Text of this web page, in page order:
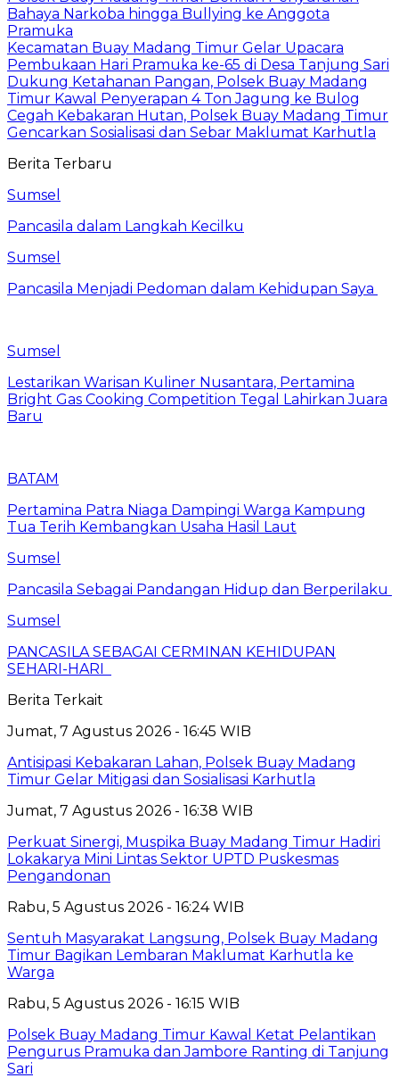
Bahaya Narkoba hingga Bullying ke Anggota
Pramuka
Kecamatan Buay Madang Timur Gelar Upacara
Pembukaan Hari Pramuka ke-65 di Desa Tanjung Sari
Dukung Ketahanan Pangan, Polsek Buay Madang
Timur Kawal Penyerapan 4 Ton Jagung ke Bulog
Cegah Kebakaran Hutan, Polsek Buay Madang Timur
Gencarkan Sosialisasi dan Sebar Maklumat Karhutla
Berita Terbaru
Sumsel
Pancasila dalam Langkah Kecilku
Sumsel
Pancasila Menjadi Pedoman dalam Kehidupan Saya
Sumsel
Lestarikan Warisan Kuliner Nusantara, Pertamina
Bright Gas Cooking Competition Tegal Lahirkan Juara
Baru
BATAM
Pertamina Patra Niaga Dampingi Warga Kampung
Tua Terih Kembangkan Usaha Hasil Laut
Sumsel
Pancasila Sebagai Pandangan Hidup dan Berperilaku
Sumsel
PANCASILA SEBAGAI CERMINAN KEHIDUPAN
SEHARI-HARI
Berita Terkait
Jumat, 7 Agustus 2026 - 16:45 WIB
Antisipasi Kebakaran Lahan, Polsek Buay Madang
Timur Gelar Mitigasi dan Sosialisasi Karhutla
Jumat, 7 Agustus 2026 - 16:38 WIB
Perkuat Sinergi, Muspika Buay Madang Timur Hadiri
Lokakarya Mini Lintas Sektor UPTD Puskesmas
Pengandonan
Rabu, 5 Agustus 2026 - 16:24 WIB
Sentuh Masyarakat Langsung, Polsek Buay Madang
Timur Bagikan Lembaran Maklumat Karhutla ke
Warga
Rabu, 5 Agustus 2026 - 16:15 WIB
Polsek Buay Madang Timur Kawal Ketat Pelantikan
Pengurus Pramuka dan Jambore Ranting di Tanjung
Sari